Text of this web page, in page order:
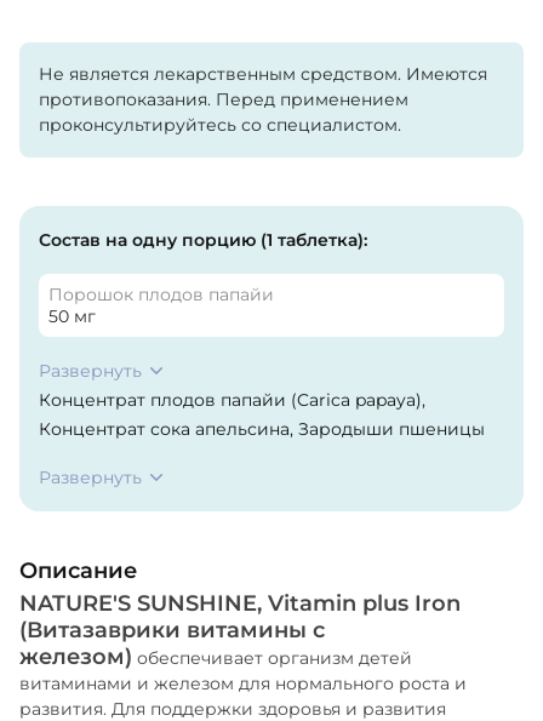
Не является лекарственным средством. Имеются
противопоказания. Перед применением
проконсультируйтесь со специалистом.
Состав на одну порцию (1 таблетка):
Порошок плодов папайи
50 мг
Развернуть
Концентрат плодов папайи (Carica papaya),
Концентрат сока апельсина, Зародыши пшеницы
canina), Листья и стебли бурых водорослей
(Ascophillum nodosum, Laminaria digitata).
маннитол, сорбитол, фруктоза, натуральный
ароматизатор лимона и лайма, стеарат магния.
Развернуть
Описание
NATURE'S SUNSHINE, Vitamin plus Iron
(Витазаврики витамины с
железом) обеспечивает организм детей
витаминами и железом для нормального роста и
развития. Для поддержки здоровья и развития